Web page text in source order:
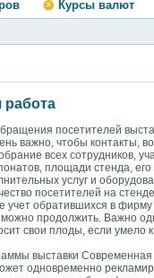
Курсы валют
работа
посетителей
важно, чтобы контакты,
всех сотрудников,
площади стенда,
услуг и
посетителей на
учет обратившихся в
продолжить. Важно
свои плоды, если умело
выставки
одновременно